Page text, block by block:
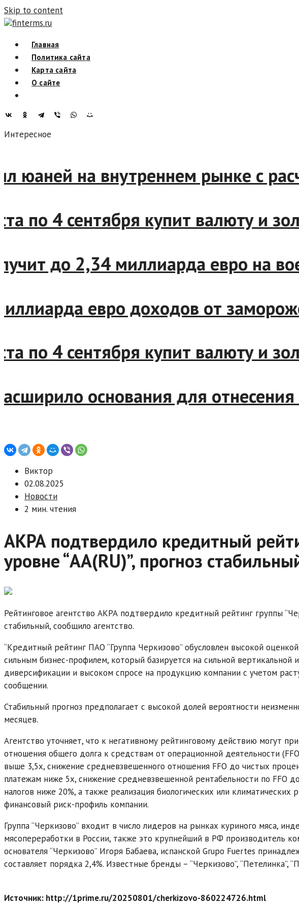
Skip to content
finterms.ru
Главная
Политика сайта
Карта сайта
О сайте
Интересное
юаней на внутреннем рынке с
по 4 сентября купит валюту и
до 2,34 миллиарда евро на
миллиарда евро доходов от
по 4 сентября купит валюту и
расширило основания для
Виктор
02.08.2025
Новости
2 мин. чтения
АКРА подтвердило кредитный
уровне “АA(RU)”, прогноз
Рейтинговое агентство АКРА подтвердило кредитный рейтинг группы
стабильный, сообщило агентство.
“Кредитный рейтинг ПАО “Группа Черкизово” обусловлен высокой
сильным бизнес-профилем, который базируется на сильной вертикальной
диверсификации и высоком спросе на продукцию компании с учетом
сообщении.
Стабильный прогноз предполагает с высокой долей вероятности
месяцев.
Агентство уточняет, что к негативному рейтинговому действию могут
отношения общего долга к средствам от операционной деятельности
выше 3,5х, снижение средневзвешенного отношения FFO до чистых
платежам ниже 5х, снижение средневзвешенной рентабельности по FFO
налогов ниже 20%, а также реализация биологических или климатических
финансовый риск-профиль компании.
Группа “Черкизово” входит в число лидеров на рынках куриного мяса,
мясопереработки в России, также это крупнейший в РФ производитель
основателя “Черкизово” Игоря Бабаева, испанской Grupo Fuertes
составляет порядка 2,4%. Известные бренды – “Черкизово”, “Петелинка”,
Источник: http://1prime.ru/20250801/cherkizovo-860224726.html